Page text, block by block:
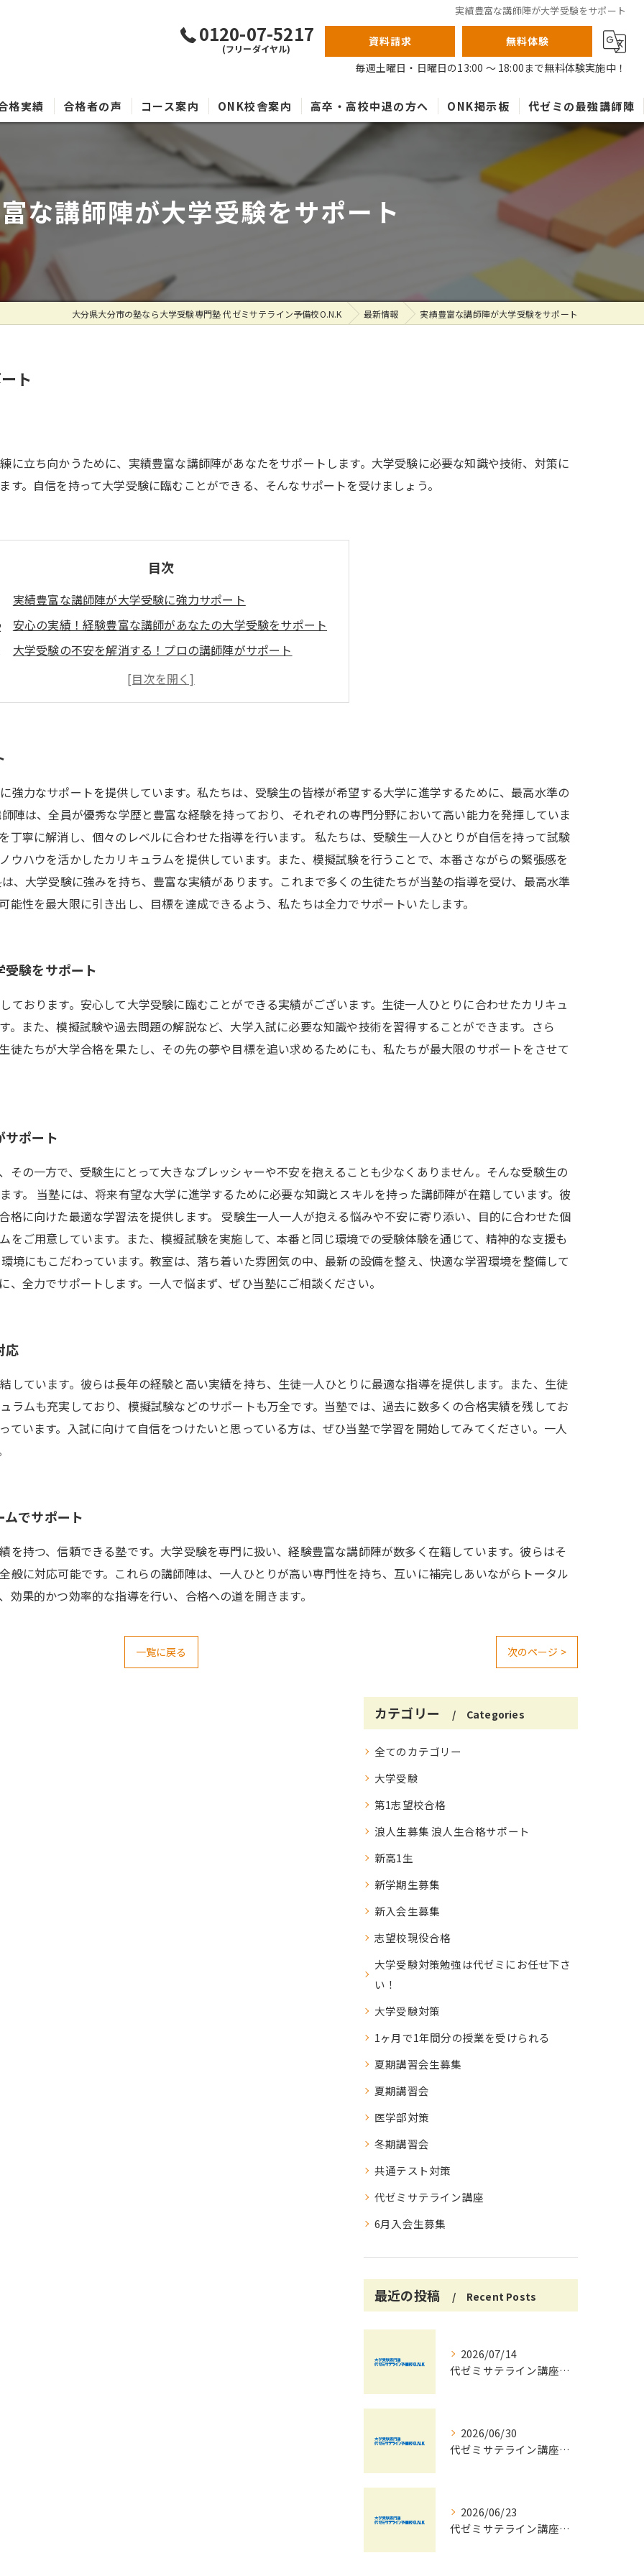
実績豊富な講師陣が大学受験をサポート
0120-07-5217
(フリーダイヤル)
資料請求
無料体験
毎週土曜日・日曜日の13:00 ～ 18:00まで無料体験実施中！
格実績 合格者の声 コース案内 ONK校舎案内 高卒・高校中退の方へ ONK掲示板 代ゼミの最強講師陣
な講師陣が大学受験をサポート
大分県大分市の塾なら大学受験専門塾 代ゼミサテライン予備校O.N.K 最新情報 実績豊富な講師陣が大学受験をサポート
ト
に立ち向かうために、実績豊富な講師陣があなたをサポートします。大学受験に必要な知識や技術、対策に
。自信を持って大学受験に臨むことができる、そんなサポートを受けましょう。
目次
実績豊富な講師陣が大学受験に強力サポート
安心の実績！経験豊富な講師があなたの大学受験をサポート
大学受験の不安を解消する！プロの講師陣がサポート
実績は抜群！大学受験に特化した講師陣が対応
信頼の実績！大学受験に長けた講師陣がチームでサポート
強力なサポートを提供しています。私たちは、受験生の皆様が希望する大学に進学するために、最高水準の
陣は、全員が優秀な学歴と豊富な経験を持っており、それぞれの専門分野において高い能力を発揮していま
丁寧に解消し、個々のレベルに合わせた指導を行います。 私たちは、受験生一人ひとりが自信を持って試験
ウハウを活かしたカリキュラムを提供しています。また、模擬試験を行うことで、本番さながらの緊張感を
、大学受験に強みを持ち、豊富な実績があります。これまで多くの生徒たちが当塾の指導を受け、最高水準
性を最大限に引き出し、目標を達成できるよう、私たちは全力でサポートいたします。
験をサポート
ております。安心して大学受験に臨むことができる実績がございます。生徒一人ひとりに合わせたカリキュ
。また、模擬試験や過去問題の解説など、大学入試に必要な知識や技術を習得することができます。さら
徒たちが大学合格を果たし、その先の夢や目標を追い求めるためにも、私たちが最大限のサポートをさせて
サポート
その一方で、受験生にとって大きなプレッシャーや不安を抱えることも少なくありません。そんな受験生の
す。 当塾には、将来有望な大学に進学するために必要な知識とスキルを持った講師陣が在籍しています。彼
格に向けた最適な学習法を提供します。 受験生一人一人が抱える悩みや不安に寄り添い、目的に合わせた個
をご用意しています。また、模擬試験を実施して、本番と同じ環境での受験体験を通じて、精神的な支援も
境にもこだわっています。教室は、落ち着いた雰囲気の中、最新の設備を整え、快適な学習環境を整備して
全力でサポートします。一人で悩まず、ぜひ当塾にご相談ください。
応
しています。彼らは長年の経験と高い実績を持ち、生徒一人ひとりに最適な指導を提供します。また、生徒
ラムも充実しており、模擬試験などのサポートも万全です。当塾では、過去に数多くの合格実績を残してお
ています。入試に向けて自信をつけたいと思っている方は、ぜひ当塾で学習を開始してみてください。一人
でサポート
を持つ、信頼できる塾です。大学受験を専門に扱い、経験豊富な講師陣が数多く在籍しています。彼らはそ
般に対応可能です。これらの講師陣は、一人ひとりが高い専門性を持ち、互いに補完しあいながらトータル
果的かつ効率的な指導を行い、合格への道を開きます。
一覧に戻る 次のページ >
カテゴリー Categories
全てのカテゴリー
大学受験
第1志望校合格
浪人生募集 浪人生合格サポート
新高1生
新学期生募集
新入会生募集
志望校現役合格
大学受験対策勉強は代ゼミにお任せ下さ
い！
大学受験対策
1ヶ月で1年間分の授業を受けられる
夏期講習会生募集
夏期講習会
医学部対策
冬期講習会
共通テスト対策
代ゼミサテライン講座
6月入会生募集
最近の投稿 Recent Posts
2026/07/14
代ゼミサテライン講座で夏期講習会を自宅受講し大学受験対策を効率化する方法
2026/06/30
代ゼミサテライン講座夏期講習会で苦手科目を短期間に得意科目へ導く学習戦略
2026/06/23
代ゼミサテライン講座を活用した夏期講習会で共通テストの最新傾向と対策を徹底攻略する方法